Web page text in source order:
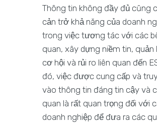
Thông tin không đầy đủ cũng
cản trở khả năng của doanh
trong việc tương tác với các
quan, xây dựng niềm tin, quản
cơ hội và rủi ro liên quan đến
đó, việc được cung cấp và
vào thông tin đáng tin cậy và
quan là rất quan trọng đối với
doanh nghiệp để đưa ra các